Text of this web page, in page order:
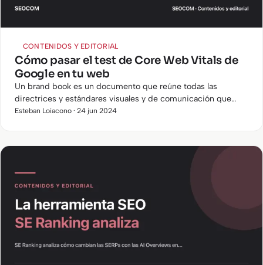
CONTENIDOS Y EDITORIAL
Cómo pasar el test de Core Web Vitals de
Google en tu web
Un brand book es un documento que reúne todas las
directrices y estándares visuales y de comunicación que
representan a una marca. ¿Conoces su importancia y sabes
Esteban Loiacono · 24 jun 2024